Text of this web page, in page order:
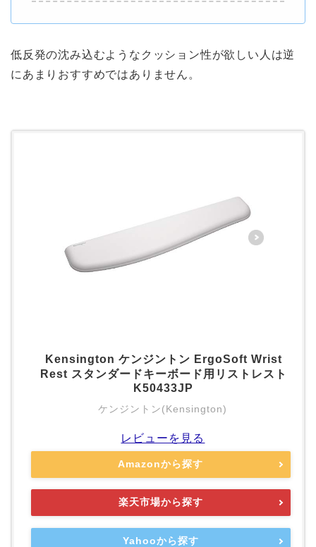
低反発の沈み込むようなクッション性が欲しい人は逆
にあまりおすすめではありません。
Kensington ケンジントン ErgoSoft Wrist
Rest スタンダードキーボード用リストレスト
K50433JP
ケンジントン(Kensington)
レビューを見る
Amazonから探す
楽天市場から探す
Yahooから探す